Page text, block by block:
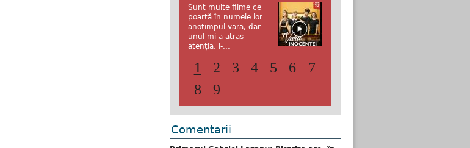
Sunt multe filme ce
poartă în numele lor
anotimpul vara, dar
unul mi-a atras
atenția, l-...
1 2 3 4 5 6
7
8
9
Comentarii